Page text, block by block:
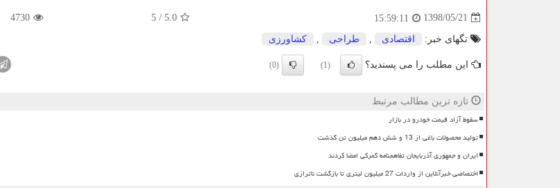
1398/05/21
15:59:11
5.0
/
5
4730
تگهای خبر: اقتصادی طراحی كشاورزی
این مطلب را می پسندید؟ (1)
(0)
تازه ترین مطالب مرتبط
سقوط آزاد قیمت خودرو در بازار
تولید محصولات باغی از 13 و شش دهم میلیون تن گذشت
ایران و جمهوری آذربایجان تفاهمنامه گمرکی امضا کردند
اختصاصی خبرآنلاین از واردات 27 میلیون لیتری تا بازگشت ناترازی